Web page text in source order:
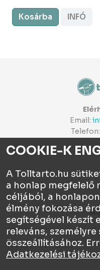
Kosárba INFÓ
Email:
Telefon:
Tolltartó.hu © 2026
COOKIE-K
A Tolltarto.hu
a honlap megfelelő
céljából, a
élmény fokozása
segítségével készít
releváns,
összeállításához.
Adatkezelési